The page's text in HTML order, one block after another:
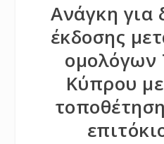
Ανάγκη για
έκδοσης
ομολόγων
Κύπρου